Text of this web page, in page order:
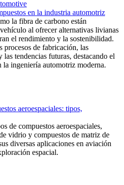
en la industria automotriz
la fibra de carbono están
al ofrecer alternativas livianas
el rendimiento y la sostenibilidad.
procesos de fabricación, las
las tendencias futuras, destacando el
la ingeniería automotriz moderna.
aeroespaciales: tipos,
de compuestos aeroespaciales,
vidrio y compuestos de matriz de
diversas aplicaciones en aviación
espacial.